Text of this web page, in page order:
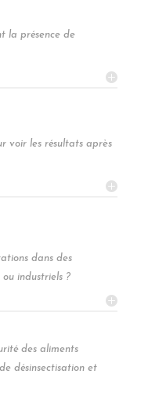
la présence de
voir les résultats après
dans des
industriels ?
des aliments
désinsectisation et